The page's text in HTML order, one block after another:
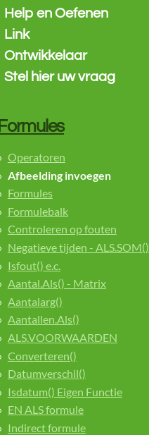
Help en Oefenen
Link
Ontwikkelaar
Stel hier uw vraag
Formules
Operatoren
Afbeelding invoegen
Formules
Formulebalk
Controleren op fouten
Negatieve tijden - ALS.SOM()
Isfout() e.c.
Aantal.Als() - Matrix
Aantalarg()
Aantallen.Als()
ALS.VOORWAARDEN
Converteren()
Datumverschil()
Isdatum() Eigen Functie
EN ALS formule
Indirect formule